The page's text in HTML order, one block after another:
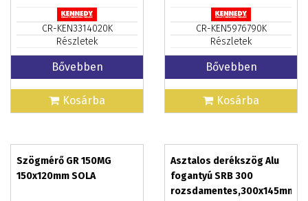
CR-KEN3314020K
Részletek
Bővebben
Kosárba
CR-KEN5976790K
Részletek
Bővebben
Kosárba
Szögmérő GR 150MG
150x120mm SOLA
Asztalos derékszög Alu
fogantyú SRB 300
rozsdamentes,300x145mm